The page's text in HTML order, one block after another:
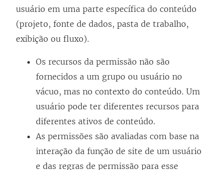
usuário em uma parte específica do conteúdo
(projeto, fonte de dados, pasta de trabalho,
exibição ou fluxo).
Os recursos da permissão não são
fornecidos a um grupo ou usuário no
vácuo, mas no contexto do conteúdo. Um
usuário pode ter diferentes recursos para
diferentes ativos de conteúdo.
As permissões são avaliadas com base na
interação da função de site de um usuário
e das regras de permissão para esse